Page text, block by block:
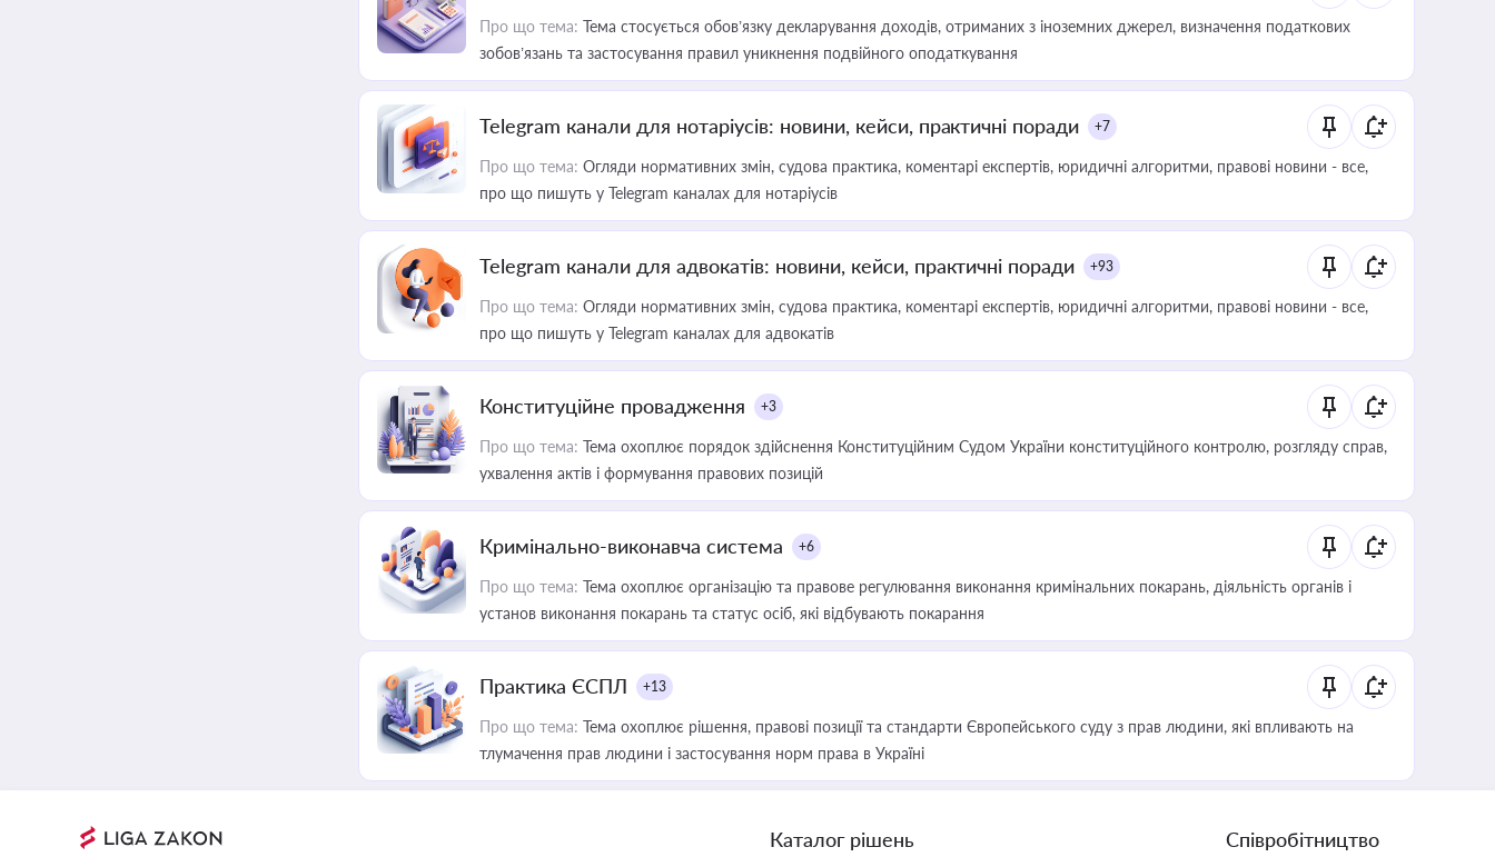
Про що тема: Тема стосується обов’язку декларування доходів, отриманих з іноземних джерел, визначення податкових
зобов’язань та застосування правил уникнення подвійного оподаткування
Telegram канали для нотаріусів: новини, кейси, практичні поради +7
Про що тема: Огляди нормативних змін, судова практика, коментарі експертів, юридичні алгоритми, правові новини - все,
про що пишуть у Telegram каналах для нотаріусів
Telegram канали для адвокатів: новини, кейси, практичні поради +93
Про що тема: Огляди нормативних змін, судова практика, коментарі експертів, юридичні алгоритми, правові новини - все,
про що пишуть у Telegram каналах для адвокатів
Конституційне провадження +3
Про що тема: Тема охоплює порядок здійснення Конституційним Судом України конституційного контролю, розгляду справ,
ухвалення актів і формування правових позицій
Кримінально-виконавча система +6
Про що тема: Тема охоплює організацію та правове регулювання виконання кримінальних покарань, діяльність органів і
установ виконання покарань та статус осіб, які відбувають покарання
Практика ЄСПЛ +13
Про що тема: Тема охоплює рішення, правові позиції та стандарти Європейського суду з прав людини, які впливають на
тлумачення прав людини і застосування норм права в Україні
Каталог рішень Співробітництво